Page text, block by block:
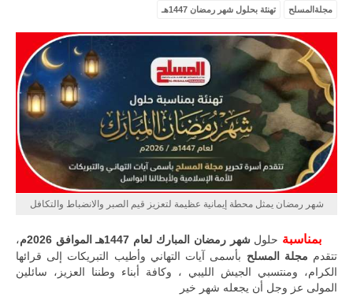
تدريبات
فلينتلوك
2026 الدولية
بمشاركة
جيوش وقادة
من 30 دولة
بمدينة سرت
الليبية.
في خطوة
تُوصف بأنها
اختبار عملي
جديد لإمكانية
تقريب
المسافات بين
العسكريتين في
شرق البلاد
وغربها، وسط
حضور دولي
مجلةالمسلح تهنئة بحلول شهر رمضان 1447هـ
شهر رمضان يمثل محطة إيمانية عظيمة لتعزيز قيم الصبر والانضباط والتكافل
بمناسبة حلولشهر رمضان المبارك لعام 1447هـ الموافق 2026م
،
تتقدم مجلة المسلح بأسمى آيات التهاني وأطيب التبريكات إلى قرائها
الكرام، ومنتسبي الجيش الليبي ، وكافة أبناء وطننا العزيز، سائلين
المولى عز وجل أن يجعله شهر خير